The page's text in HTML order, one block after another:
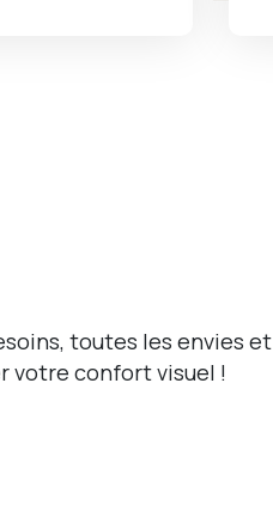
toutes les envies et
votre confort visuel !